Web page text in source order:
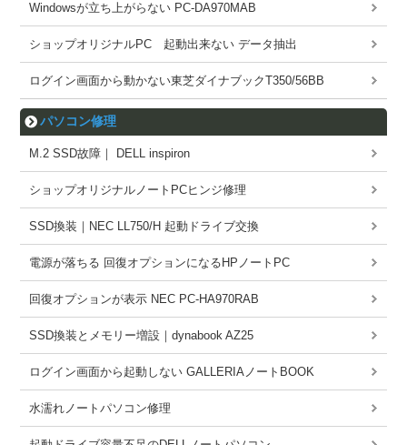
Windowsが立ち上がらない PC-DA970MAB
ショップオリジナルPC 起動出来ない データ抽出
ログイン画面から動かない東芝ダイナブックT350/56BB
パソコン修理
M.2 SSD故障｜ DELL inspiron
ショップオリジナルノートPCヒンジ修理
SSD換装｜NEC LL750/H 起動ドライブ交換
電源が落ちる 回復オプションになるHPノートPC
回復オプションが表示 NEC PC-HA970RAB
SSD換装とメモリー増設｜dynabook AZ25
ログイン画面から起動しない GALLERIAノートBOOK
水濡れノートパソコン修理